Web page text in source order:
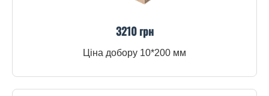
3210 грн
Ціна добору 10*200 мм